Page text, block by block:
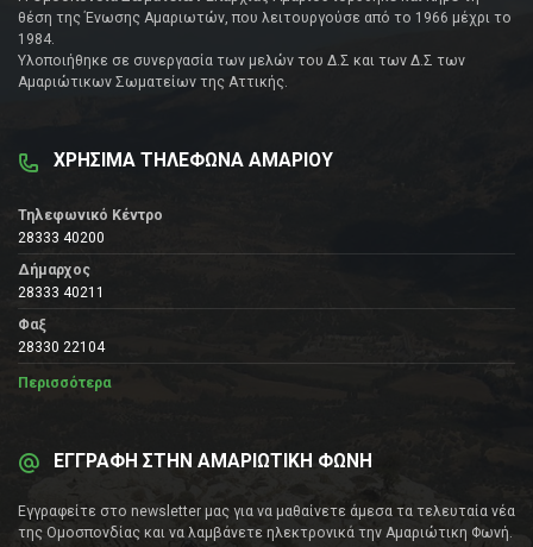
θέση της Ένωσης Αμαριωτών, που λειτουργούσε από το 1966 μέχρι το
1984.
Υλοποιήθηκε σε συνεργασία των μελών του Δ.Σ και των Δ.Σ των
Αμαριώτικων Σωματείων της Αττικής.
ΧΡΗΣΙΜΑ ΤΗΛΕΦΩΝΑ ΑΜΑΡΙΟΥ
Τηλεφωνικό Κέντρο
28333 40200
Δήμαρχος
28333 40211
Φαξ
28330 22104
Περισσότερα
ΕΓΓΡΑΦΗ ΣΤΗΝ ΑΜΑΡΙΩΤΙΚΗ ΦΩΝΗ
Εγγραφείτε στο newsletter μας για να μαθαίνετε άμεσα τα τελευταία νέα
της Ομοσπονδίας και να λαμβάνετε ηλεκτρονικά την Αμαριώτικη Φωνή.